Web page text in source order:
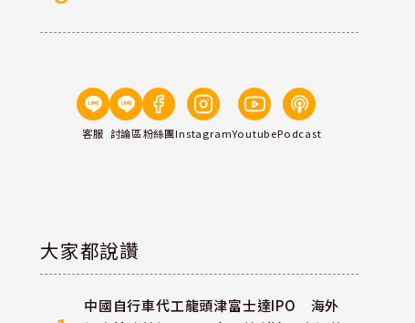
客服 討論區粉絲團InstagramYoutubePodcast
大家都說讚
中國自行車代工龍頭津富士達IPO 海外